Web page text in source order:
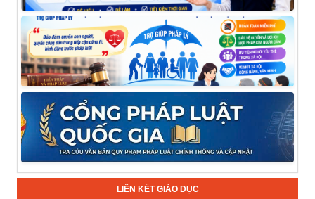
LIÊN KẾT GIÁO DỤC